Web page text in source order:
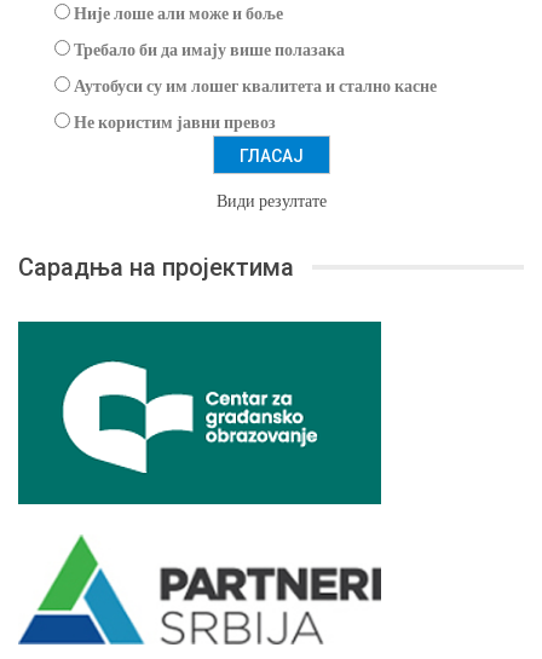
Није лоше али може и боље
Требало би да имају више полазака
Аутобуси су им лошег квалитета и стално касне
Не користим јавни превоз
Види резултате
Сарадња на пројектима